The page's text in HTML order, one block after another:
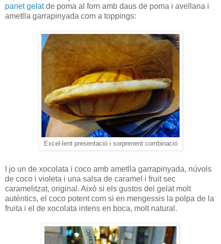
panet gelatde poma al forn amb daus de poma i avellana i
ametlla garrapinyada com a toppings:
Excel-lent presentació i sorprenent combinació
I jo un de xocolata i coco amb ametlla garrapinyada, núvols
de coco i violeta i una salsa de caramel i fruit sec
caramelitzat, original. Això si els gustos del gelat molt
autèntics, el coco potent com si en mengessis la polpa de la
fruita i el de xocolata intens en boca, molt natural.